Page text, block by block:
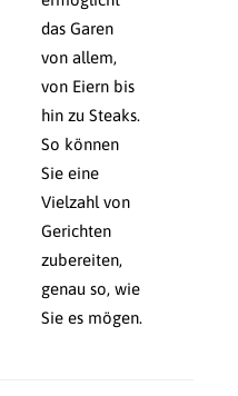
das Garen
von allem,
von Eiern bis
hin zu Steaks.
So können
Sie eine
Vielzahl von
Gerichten
zubereiten,
genau so, wie
Sie es mögen.